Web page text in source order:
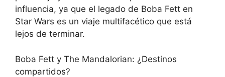
influencia, ya que el legado de Boba Fett en
Star Wars es un viaje multifacético que está
lejos de terminar.
Boba Fett y The Mandalorian: ¿Destinos
compartidos?